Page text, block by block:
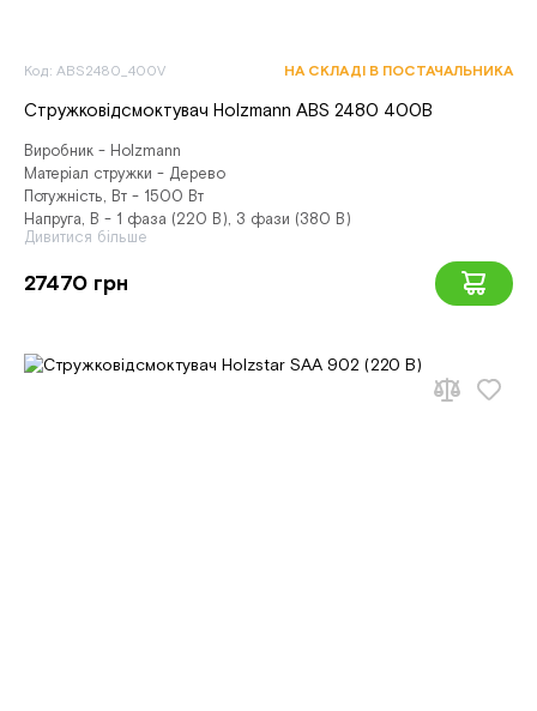
Код: ABS2480_400V НА СКЛАДІ В ПОСТАЧАЛЬНИКА
Стружковідсмоктувач Holzmann ABS 2480 400В
Виробник - Holzmann
Матеріал стружки - Дерево
Потужність, Вт - 1500 Вт
Напруга, В - 1 фаза (220 В), 3 фази (380 В)
Дивитися більше
27470 грн